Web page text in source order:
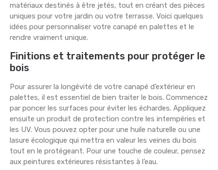
matériaux destinés à être jetés, tout en créant des pièces
uniques pour votre jardin ou votre terrasse. Voici quelques
idées pour personnaliser votre canapé en palettes et le
rendre vraiment unique.
Finitions et traitements pour protéger le
bois
Pour assurer la longévité de votre canapé d’extérieur en
palettes, il est essentiel de bien traiter le bois. Commencez
par poncer les surfaces pour éviter les échardes. Appliquez
ensuite un produit de protection contre les intempéries et
les UV. Vous pouvez opter pour une huile naturelle ou une
lasure écologique qui mettra en valeur les veines du bois
tout en le protégeant. Pour une touche de couleur, pensez
aux peintures extérieures résistantes à l’eau.